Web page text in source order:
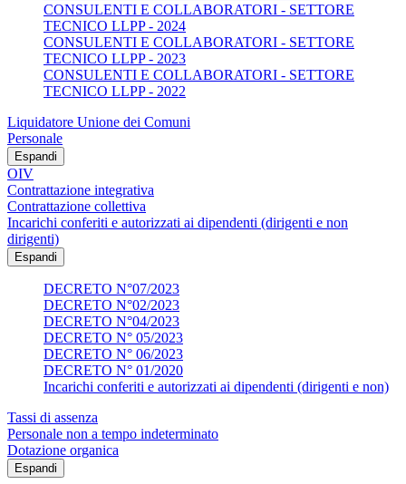
CONSULENTI E COLLABORATORI - SETTORE
TECNICO LLPP - 2024
CONSULENTI E COLLABORATORI - SETTORE
TECNICO LLPP - 2023
CONSULENTI E COLLABORATORI - SETTORE
TECNICO LLPP - 2022
Liquidatore Unione dei Comuni
Personale
Espandi
OIV
Contrattazione integrativa
Contrattazione collettiva
Incarichi conferiti e autorizzati ai dipendenti (dirigenti e non
dirigenti)
Espandi
DECRETO N°07/2023
DECRETO N°02/2023
DECRETO N°04/2023
DECRETO N° 05/2023
DECRETO N° 06/2023
DECRETO N° 01/2020
Incarichi conferiti e autorizzati ai dipendenti (dirigenti e non)
Tassi di assenza
Personale non a tempo indeterminato
Dotazione organica
Espandi